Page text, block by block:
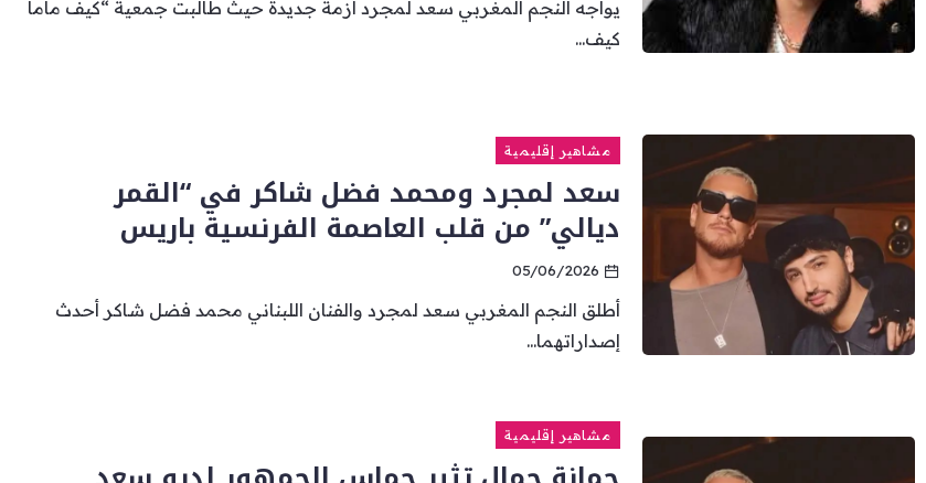
يواجه النجم المغربي سعد لمجرد أزمة جديدة حيث طالبت جمعية “كيف ماما
كيف...
مشاهير إقليمية
سعد لمجرد ومحمد فضل شاكر في “القمر
ديالي” من قلب العاصمة الفرنسية باريس
05/06/2026
أطلق النجم المغربي سعد لمجرد والفنان اللبناني محمد فضل شاكر أحدث
إصداراتهما...
مشاهير إقليمية